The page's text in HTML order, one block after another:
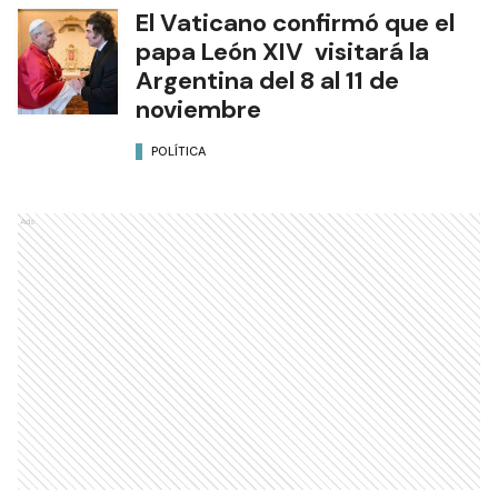
El Vaticano confirmó que el
papa León XIV visitará la
Argentina del 8 al 11 de
noviembre
POLÍTICA
Ads